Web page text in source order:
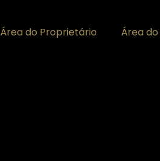
Área
Área do Proprietário